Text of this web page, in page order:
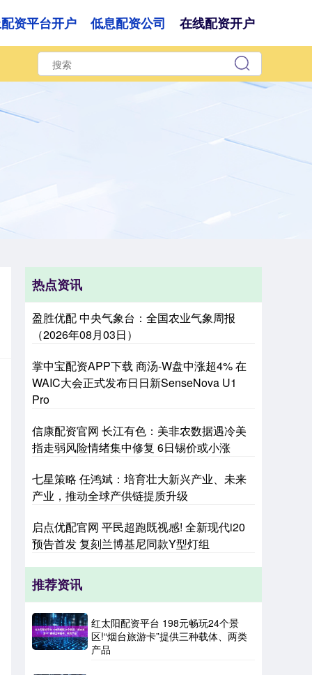
资平台开户 低息配资公司 在线配资开户
热点资讯
盈胜优配 中央气象台：全国农业气象周报
（2026年08月03日）
掌中宝配资APP下载 商汤-W盘中涨超4% 在
WAIC大会正式发布日日新SenseNova U1
Pro
信康配资官网 长江有色：美非农数据遇冷美
指走弱风险情绪集中修复 6日锡价或小涨
七星策略 任鸿斌：培育壮大新兴产业、未来
产业，推动全球产供链提质升级
启点优配官网 平民超跑既视感! 全新现代i20
预告首发 复刻兰博基尼同款Y型灯组
推荐资讯
红太阳配资平台 198元畅玩24个景
区!“烟台旅游卡”提供三种载体、两类
产品